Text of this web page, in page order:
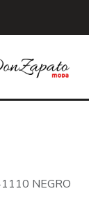
NEGRO